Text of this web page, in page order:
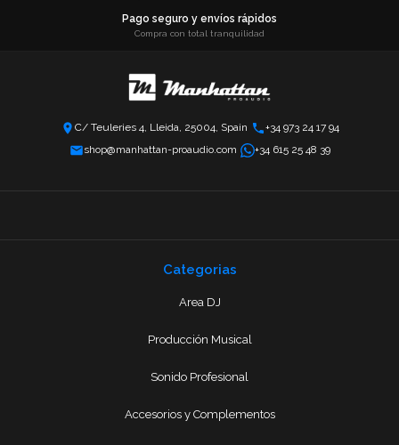
Pago seguro y envíos rápidos
Compra con total tranquilidad
C/ Teuleries 4, Lleida, 25004, Spain
+34 973 24 17 94
shop@manhattan-proaudio.com
+34 615 25 48 39
Categorias
Area DJ
Producción Musical
Sonido Profesional
Accesorios y Complementos